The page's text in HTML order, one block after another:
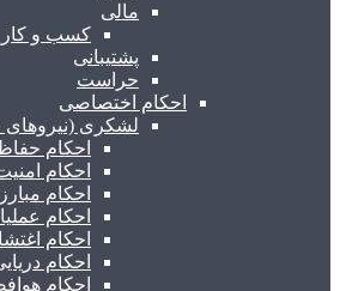
مالی
کسب و
پشتیبانی
حراست
احکام اختصاصی
لشکری (نیروهای
احکام
احکام
احکام
احکام
احکام
احکام
احکام